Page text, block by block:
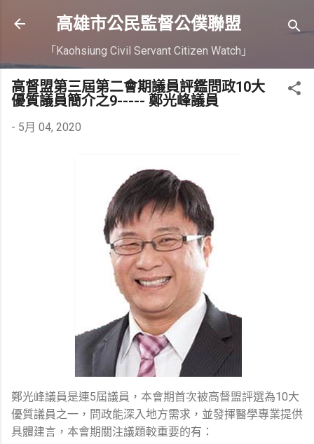
跳到主要內容
高雄市公民監督公僕聯盟
「Kaohsiung Civil Servant Citizen Watch」
高督盟第三屆第二會期議員評鑑問政10大
優質議員簡介之9----- 鄭光峰議員
- 5月 04, 2020
鄭光峰議員是連5屆議員，本會期首次被高督盟評選為10大
優質議員之一，問政能深入地方需求，並發揮醫學專業提供
具體建言，本會期關注議題較重要的有：